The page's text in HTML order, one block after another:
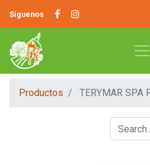
Síguenos
Productos TERYMAR SPA